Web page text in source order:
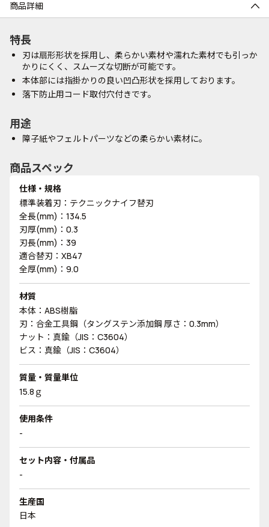
商品詳細
特長
刃は扇形形状を採用し、柔らかい素材や濡れた素材でも引っか
かりにくく、スムーズな切断が可能です。
本体部には指掛かりの良い凹凸形状を採用しております。
落下防止用コード取付穴付きです。
用途
障子紙やフェルトパーツなどの柔らかい素材に。
商品スペック
仕様・規格
標準装着刃：テクニックナイフ替刃
全長(mm)：134.5
刃厚(mm)：0.3
刃長(mm)：39
適合替刃：XB47
全厚(mm)：9.0
材質
本体：ABS樹脂
刃：合金工具鋼（タングステン添加鋼 厚さ：0.3mm）
ナット：真鍮（JIS：C3604）
ビス：真鍮（JIS：C3604）
質量・質量単位
15.8ｇ
使用条件
-
セット内容・付属品
-
生産国
日本